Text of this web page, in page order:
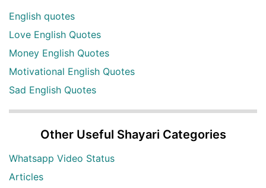
English quotes
Love English Quotes
Money English Quotes
Motivational English Quotes
Sad English Quotes
Other Useful Shayari Categories
Whatsapp Video Status
Articles